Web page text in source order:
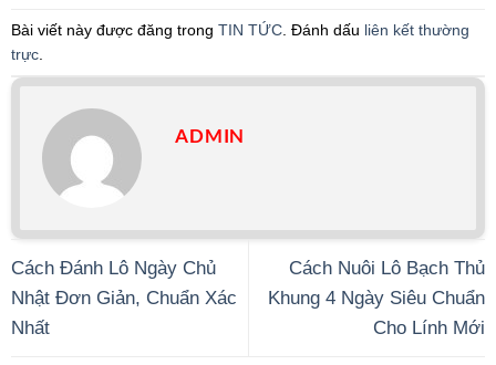
Bài viết này được đăng trong TIN TỨC . Đánh dấu liên kết thường
trực
ADMIN
Cách Đánh Lô Ngày Chủ
Nhật Đơn Giản, Chuẩn Xác
Nhất
Cách Nuôi Lô Bạch Thủ
Khung 4 Ngày Siêu Chuẩn
Cho Lính Mới